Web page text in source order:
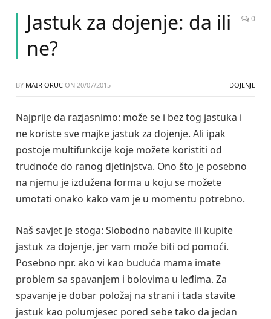
Jastuk za dojenje: da ili
ne?
0
BY MAIR ORUC ON 20/07/2015 DOJENJE
Najprije da razjasnimo: može se i bez tog jastuka i
ne koriste sve majke jastuk za dojenje. Ali ipak
postoje multifunkcije koje možete koristiti od
trudnoće do ranog djetinjstva. Ono što je posebno
na njemu je izdužena forma u koju se možete
umotati onako kako vam je u momentu potrebno.
Naš savjet je stoga: Slobodno nabavite ili kupite
jastuk za dojenje, jer vam može biti od pomoći.
Posebno npr. ako vi kao buduća mama imate
problem sa spavanjem i bolovima u leđima. Za
spavanje je dobar položaj na strani i tada stavite
jastuk kao polumjesec pored sebe tako da jedan